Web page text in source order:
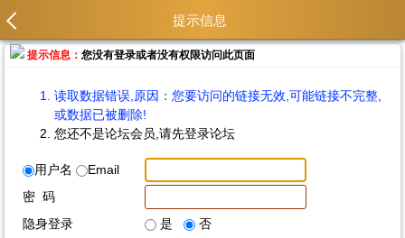
提示信息
提示信息：您没有登录或者没有权限访问此页面
读取数据错误,原因：您要访问的链接无效,可能链接不完整,
或数据已被删除!
您还不是论坛会员,请先登录论坛
用户名
Email
密 码
隐身登录
是
否